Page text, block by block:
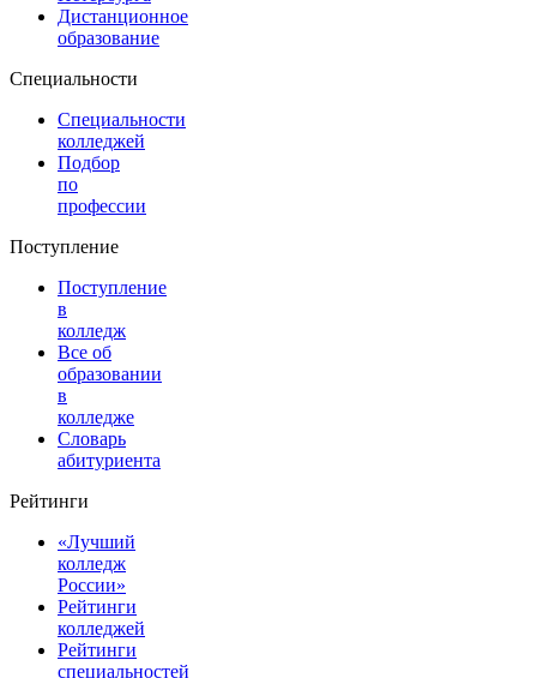
Дистанционное
образование
Специальности
Специальности
колледжей
Подбор
по
профессии
Поступление
Поступление
в
колледж
Все об
образовании
в
колледже
Словарь
абитуриента
Рейтинги
«Лучший
колледж
России»
Рейтинги
колледжей
Рейтинги
специальностей